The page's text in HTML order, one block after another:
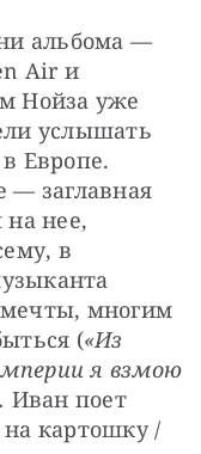
альбома —
Air и
Нойза уже
услышать
Европе.
— заглавная
нее,
в
многим
(«Из
я взмою
. Иван поет
картошку /